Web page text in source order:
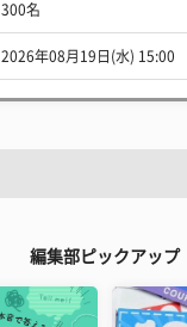
300名
2026年08月19日(水) 15:00
編集部ピックアップ